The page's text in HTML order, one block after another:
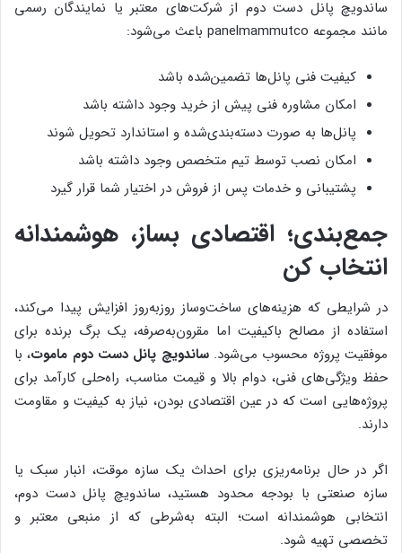
ساندویچ پانل دست دوم از شرکت‌های معتبر یا نمایندگان رسمی
مانند مجموعه panelmammutco باعث می‌شود:
کیفیت فنی پانل‌ها تضمین‌شده باشد
امکان مشاوره فنی پیش از خرید وجود داشته باشد
پانل‌ها به صورت دسته‌بندی‌شده و استاندارد تحویل شوند
امکان نصب توسط تیم متخصص وجود داشته باشد
پشتیبانی و خدمات پس از فروش در اختیار شما قرار گیرد
جمع‌بندی؛ اقتصادی بساز، هوشمندانه
انتخاب کن
در شرایطی که هزینه‌های ساخت‌وساز روز‌به‌روز افزایش پیدا می‌کند،
استفاده از مصالح باکیفیت اما مقرون‌به‌صرفه، یک برگ برنده برای
موفقیت پروژه محسوب می‌شود.ساندویچ پانل دست دوم ماموت، با
حفظ ویژگی‌های فنی، دوام بالا و قیمت مناسب، راه‌حلی کارآمد برای
پروژه‌هایی است که در عین اقتصادی بودن، نیاز به کیفیت و مقاومت
دارند.
اگر در حال برنامه‌ریزی برای احداث یک سازه موقت، انبار سبک یا
سازه صنعتی با بودجه محدود هستید، ساندویچ پانل دست دوم،
انتخابی هوشمندانه است؛ البته به‌شرطی که از منبعی معتبر و
تخصصی تهیه شود.